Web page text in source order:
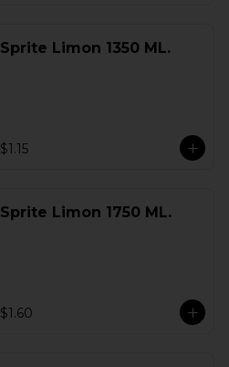
Sprite Limon 1350 ML.
$1.15
Sprite Limon 1750 ML.
$1.60